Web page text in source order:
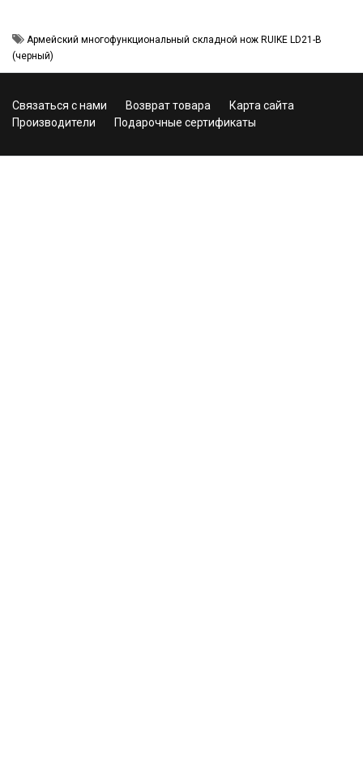
Армейский многофункциональный складной нож RUIKE LD21-B
(черный)
Связаться с нами Возврат товара
Карта сайта
Производители
Подарочные сертификаты